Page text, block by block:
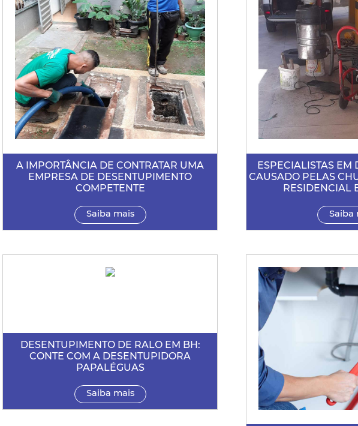
A IMPORTÂNCIA DE CONTRATAR UMA
EMPRESA DE DESENTUPIMENTO
COMPETENTE
Saiba mais
ESPECIALISTAS EM
CAUSADO PELAS
RESIDENCIAL
Saiba
DESENTUPIMENTO DE RALO EM BH:
CONTE COM A DESENTUPIDORA
PAPALÉGUAS
Saiba mais